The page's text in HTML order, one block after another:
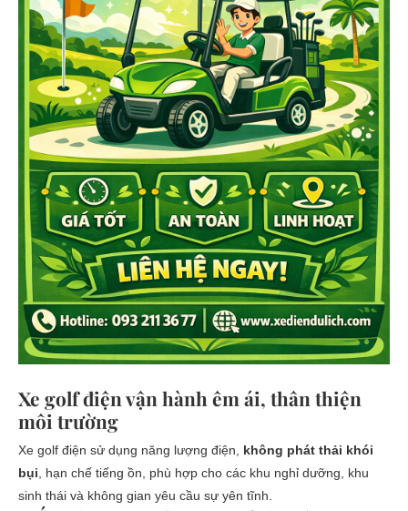
Xe golf điện vận hành êm ái, thân thiện
môi trường
Xe golf điện sử dụng năng lượng điện, không phát thải khói
bụi , hạn chế tiếng ồn, phù hợp cho các khu nghỉ dưỡng, khu
sinh thái và không gian yêu cầu sự yên tĩnh.